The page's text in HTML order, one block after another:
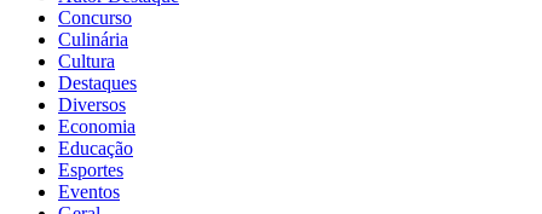
Concurso
Culinária
Cultura
Destaques
Diversos
Economia
Educação
Esportes
Eventos